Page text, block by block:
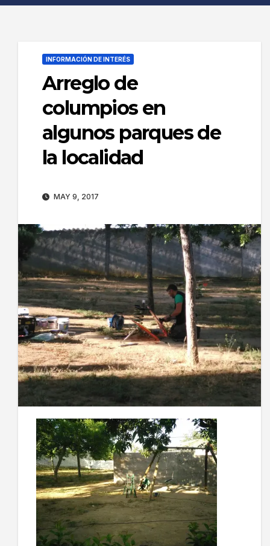
INFORMACIÓN DE INTERÉS
Arreglo de
columpios en
algunos parques de
la localidad
MAY 9, 2017